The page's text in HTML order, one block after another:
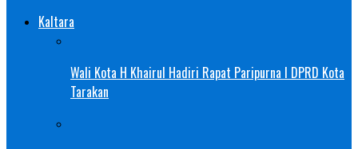
Kaltara
Wali Kota H Khairul Hadiri Rapat Paripurna I DPRD Kota
Tarakan